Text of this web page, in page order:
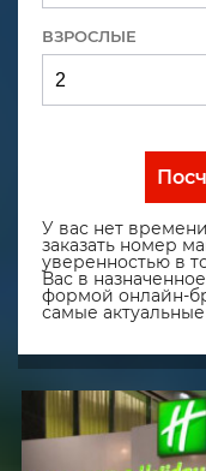
ВЗРОСЛЫЕ
У вас нет
заказать номер
уверенностью в
Вас в
формой онлайн-
самые